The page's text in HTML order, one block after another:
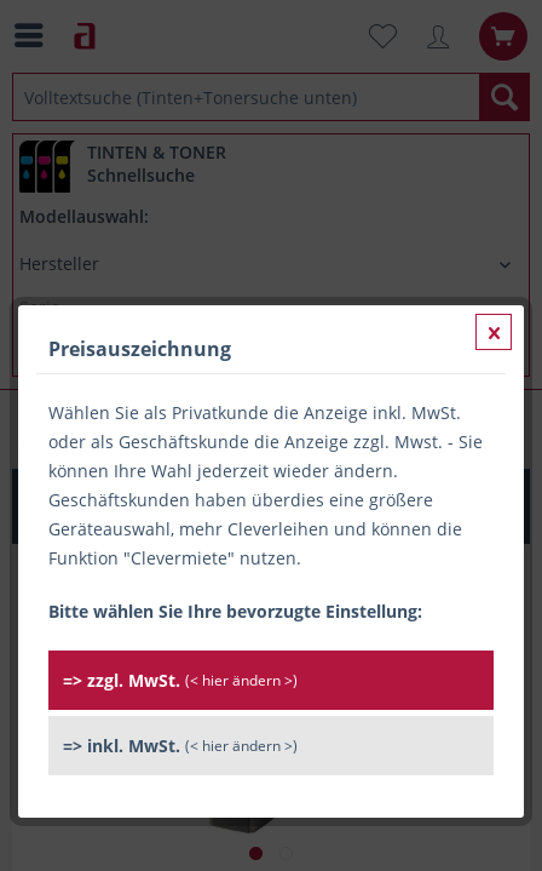
TINTEN & TONER
Schnellsuche
Modellauswahl:
Standard-Ordner
Ordner A4/8cm Plastiküberzug außen grau Leitz 1010
mit 180 Grad Hebelmechanik
Preisauszeichnung
Wählen Sie als Privatkunde die Anzeige inkl. MwSt.
oder als Geschäftskunde die Anzeige zzgl. Mwst. - Sie
können Ihre Wahl jederzeit wieder ändern.
Geschäftskunden haben überdies eine größere
Geräteauswahl, mehr Cleverleihen und können die
Funktion "Clevermiete" nutzen.
Bitte wählen Sie Ihre bevorzugte Einstellung:
=> zzgl. MwSt. (< hier ändern >)
=> inkl. MwSt. (< hier ändern >)